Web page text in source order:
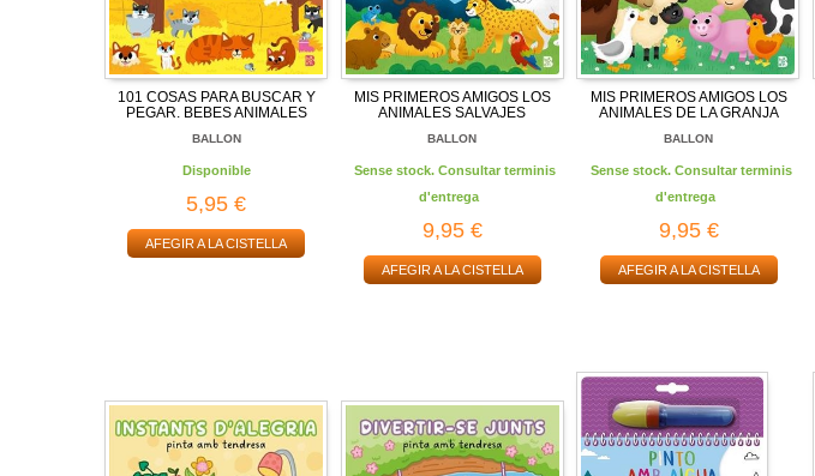
101 COSAS PARA BUSCAR Y
PEGAR. BEBES ANIMALES
BALLON
Disponible
5,95 €
AFEGIR A LA CISTELLA
MIS PRIMEROS AMIGOS LOS
ANIMALES SALVAJES
BALLON
Sense stock. Consultar terminis
d'entrega
9,95 €
AFEGIR A LA CISTELLA
MIS PRIMEROS AMIGOS LOS
ANIMALES DE LA GRANJA
BALLON
Sense stock. Consultar terminis
d'entrega
9,95 €
AFEGIR A LA CISTELLA